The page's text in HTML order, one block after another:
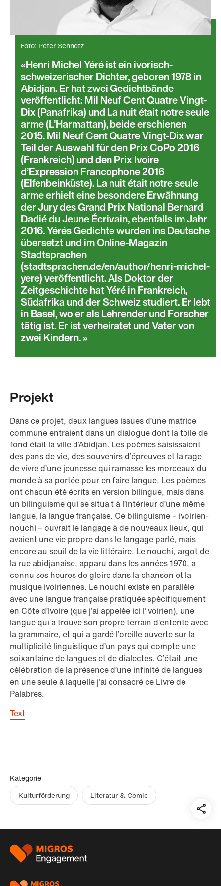
Foto: Peter Schnetz
Henri Michel Yéré ist ein ivorisch-
schweizerischer Dichter, geboren 1978 in
Abidjan. Er hat zwei Gedichtbände
veröffentlicht: Mil Neuf Cent Quatre Vingt-
Dix (Panafrika) und La nuit était notre seule
arme (L’Harmattan), beide erschienen
2015. Mil Neuf Cent Quatre Vingt-Dix war
Teil der Auswahl für den Prix CoPo 2016
(Frankreich) und den Prix Ivoire
d’Expression Francophone 2016
(Elfenbeinküste). La nuit était notre seule
arme erhielt eine besondere Erwähnung
der Jury des Grand Prix National Bernard
Dadié du Jeune Écrivain, ebenfalls im Jahr
2016. Yérés Gedichte wurden ins Deutsche
übersetzt und im Online-Magazin
Stadtsprachen
(stadtsprachen.de/en/author/henri-michel-
yere) veröffentlicht. Als Doktor der
Zeitgeschichte hat Yéré in Frankreich,
Südafrika und der Schweiz studiert. Er lebt
in Basel, wo er als Lehrender und Forscher
tätig ist. Er ist verheiratet und Vater von
zwei Kindern.
Projekt
Dans ce projet, deux langues issues d’une matrice
commune entraient dans un dialogue dont la toile de
fond était la ville d’Abidjan. Les poèmes saisissaient
des pans de vie, des souvenirs d’épreuves et la rage
de vivre d’une jeunesse qui ramasse les morceaux du
monde à sa portée pour en faire langue. Les poèmes
ont chacun été écrits en version bilingue, mais dans
un bilinguisme qui se situait à l’intérieur d’une même
langue, la langue française. Ce bilinguisme – ivoirien-
nouchi – ouvrait le langage à de nouveaux lieux, qui
avaient une vie propre dans le langage parlé, mais
encore au seuil de la vie littéraire. Le nouchi, argot de
la rue abidjanaise, apparu dans les années 1970, a
connu ses heures de gloire dans la chanson et la
musique ivoiriennes. Le nouchi existe en parallèle
avec une langue française pratiquée spécifiquement
en Côte d’Ivoire (que j’ai appelée ici l’ivoirien), une
langue qui a trouvé son propre terrain d’entente avec
la grammaire, et qui a gardé l’oreille ouverte sur la
multiplicité linguistique d’un pays qui compte une
soixantaine de langues et de dialectes. C’était une
célébration de la présence d’une infinité de langues
en une seule à laquelle j’ai consacré ce Livre de
Palabres.
Text
Kategorie
Kulturförderung
Literatur & Comic
auf:
Footer